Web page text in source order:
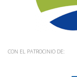
CON EL